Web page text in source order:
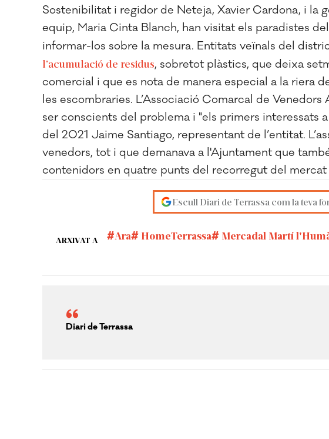
Sostenibilitat i regidor de Neteja, Xavier Cardona, i la
equip, Maria Cinta Blanch, han visitat els paradistes
informar-los sobre la mesura. Entitats veïnals del
l’acumulació de residus, sobretot plàstics, que deixa
comercial i que es nota de manera especial a la riera
les escombraries. L’Associació Comarcal de Venedors
ser conscients del problema i "els primers interessats
del 2021 Jaime Santiago, representant de l’entitat.
venedors, tot i que demanava a l'Ajuntament que
contenidors en quatre punts del recorregut del mercat
Escull Diari de Terrassa com la teva
ARXIVAT A Ara HomeTerrassa Mercadal Martí
Diari de Terrassa